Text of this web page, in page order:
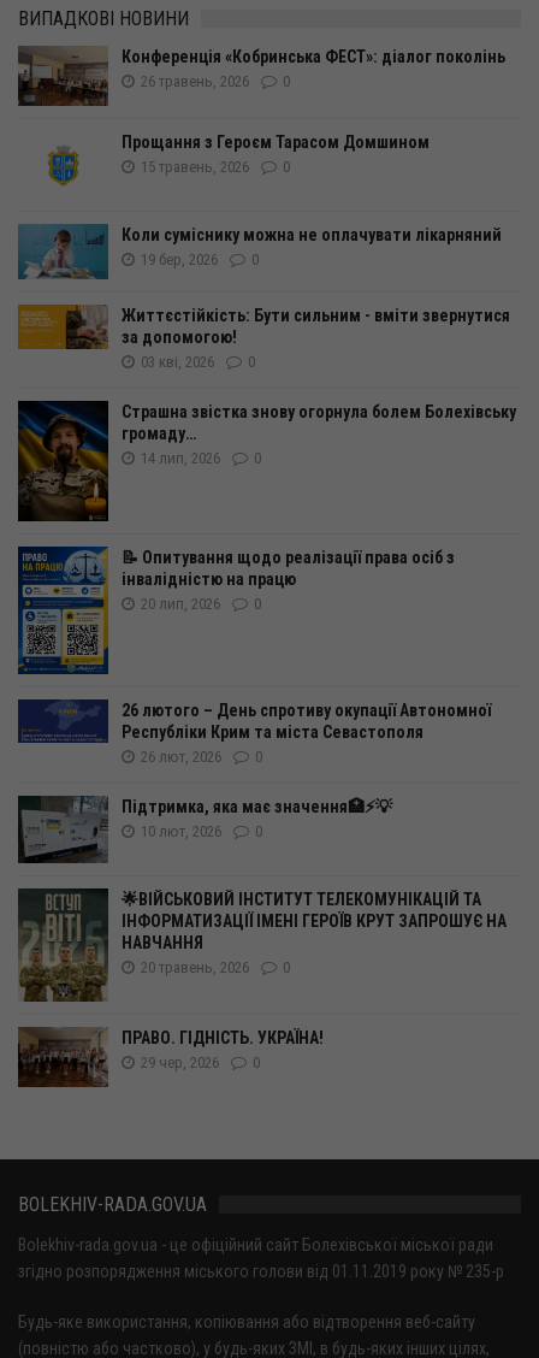
ВИПАДКОВІ НОВИНИ
Конференція «Кобринська ФЕСТ»: діалог поколінь
26 травень, 2026 0
Прощання з Героєм Тарасом Домшином
15 травень, 2026 0
Коли суміснику можна не оплачувати лікарняний
19 бер, 2026 0
Життєстійкість: Бути сильним - вміти звернутися
за допомогою!
03 кві, 2026 0
Страшна звістка знову огорнула болем Болехівську
громаду…
14 лип, 2026 0
📝 Опитування щодо реалізації права осіб з
інвалідністю на працю
20 лип, 2026 0
26 лютого – День спротиву окупації Автономної
Республіки Крим та міста Севастополя
26 лют, 2026 0
Підтримка, яка має значення🏥⚡️💡
10 лют, 2026 0
🌟ВІЙСЬКОВИЙ ІНСТИТУТ ТЕЛЕКОМУНІКАЦІЙ ТА
ІНФОРМАТИЗАЦІЇ ІМЕНІ ГЕРОЇВ КРУТ ЗАПРОШУЄ НА
НАВЧАННЯ
20 травень, 2026 0
ПРАВО. ГІДНІСТЬ. УКРАЇНА!
29 чер, 2026 0
BOLEKHIV-RADA.GOV.UA
Bolekhiv-rada.gov.ua - це офіційний сайт Болехівської міської ради
згідно розпорядження міського голови від 01.11.2019 року № 235-р
Будь-яке використання, копіювання або відтворення веб-сайту
(повністю або частково), у будь-яких ЗМІ, в будь-яких інших цілях,